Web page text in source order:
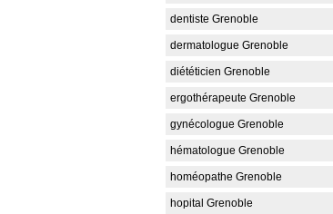
dentiste Grenoble
dermatologue Grenoble
diététicien Grenoble
ergothérapeute Grenoble
gynécologue Grenoble
hématologue Grenoble
homéopathe Grenoble
hopital Grenoble